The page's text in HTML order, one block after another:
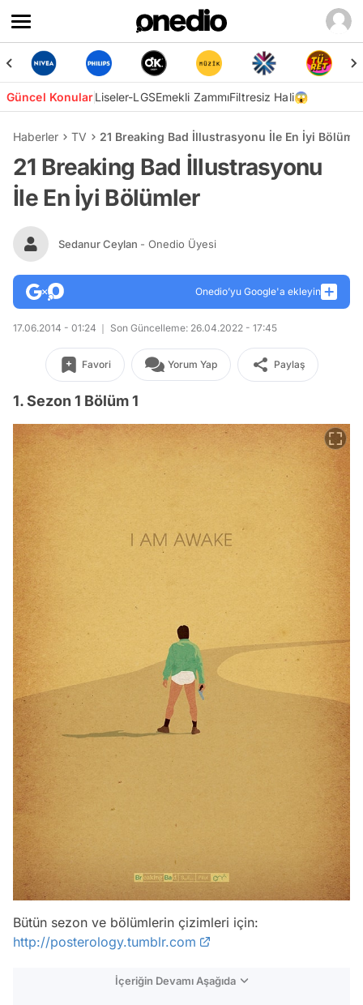
Güncel KonularLiseler-LGSEmekli ZammıFiltresiz Hali😱
Haberler TV 21 Breaking Bad İllustrasyonu İle En İyi
21 Breaking Bad İllustrasyonu
İle En İyi Bölümler
Sedanur Ceylan - Onedio Üyesi
Onedio’yu Google'a ekleyin
17.06.2014 - 01:24 Son Güncelleme: 26.04.2022 - 17:45
Favori Yorum Yap Paylaş
1. Sezon 1 Bölüm 1
Bütün sezon ve bölümlerin çizimleri için:
http://posterology.tumblr.com
İçeriğin Devamı Aşağıda